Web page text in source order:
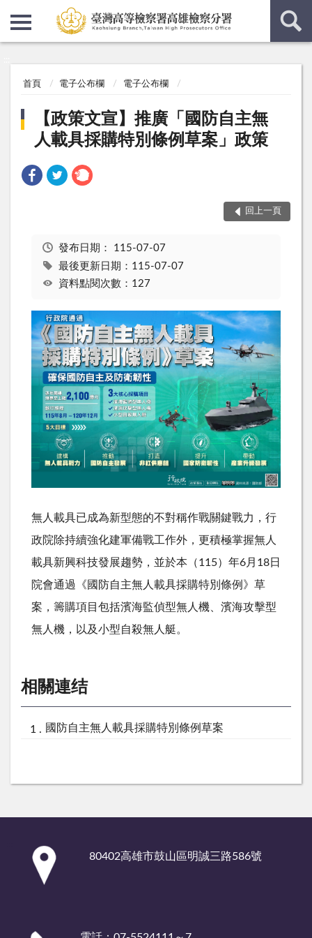
首頁 電子公布欄 電子公布欄
【政策文宣】推廣「國防自主無
人載具採購特別條例草案」政策
回上一頁
發布日期： 115-07-07
最後更新日期：115-07-07
資料點閱次數：127
無人 載具已成為新型態的不對稱作戰關鍵戰力 ， 行
政院除持續強化建軍備戰 作外 ， 更積極掌握無人
載具新興科技發展趨勢 ， 並於本 （1 1 5） 年6月 1 8日
院會通過 《 國 防自主無人 載具採購特別 條例 》 草
案 ， 籌購項 目 包括濱海監偵型無人 機 濱海攻擊型
無人 機 ， 以 及小型自殺無人 艇。
相關連结
國防自主無人載具採購特別條例草案
80402高雄市鼓山區明誠三路586號